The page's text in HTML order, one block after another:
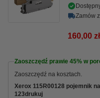
Zamów
160,00 zł
Zaoszczędź prawie 45% w
Zaoszczędź na kosztach.
Xerox 115R00128 pojemnik
123drukuj